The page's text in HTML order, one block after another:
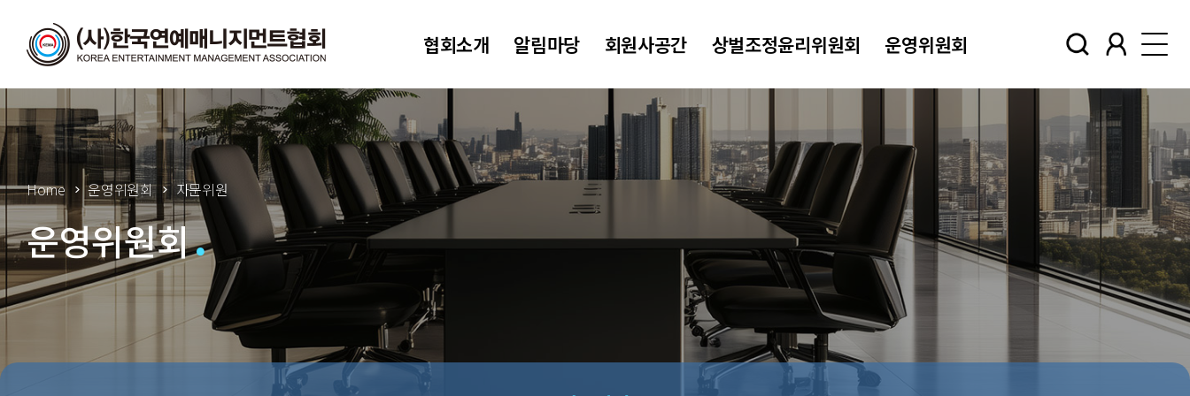
협회소개 알림마당 회원사공간 상벌조정윤리위원회 운영위원회
Home 운영위원회 자문위원
운영위원회